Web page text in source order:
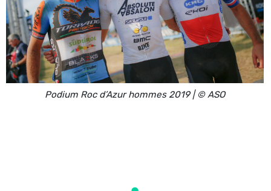
Podium Roc d’Azur hommes 2019 | © ASO